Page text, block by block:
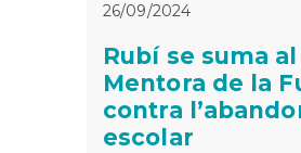
26/09/2024
Rubí se suma
Mentora de la
contra
escolar